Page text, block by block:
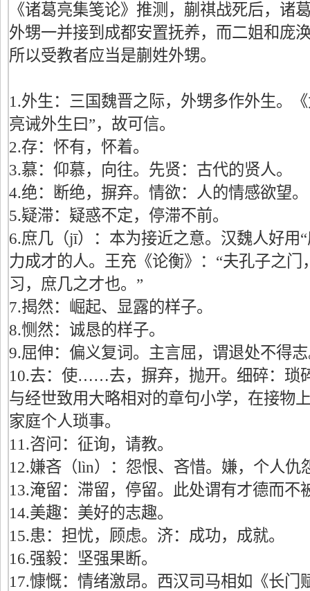
《诸葛亮集笺论》推测，蒯祺战死后，诸
外甥一并接到成都安置抚养，而二姐和庞
所以受教者应当是蒯姓外甥。
1.外生：三国魏晋之际，外甥多作外生。
亮诫外生曰”，故可信。
2.存：怀有，怀着。
3.慕：仰慕，向往。先贤：古代的贤人。
4.绝：断绝，摒弃。情欲：人的情感欲望。
5.疑滞：疑惑不定，停滞不前。
6.庶几（jī）：本为接近之意。汉魏人好用
力成才的人。王充《论衡》：“夫孔子之门
习，庶几之才也。”
7.揭然：崛起、显露的样子。
8.恻然：诚恳的样子。
9.屈伸：偏义复词。主言屈，谓退处不得
10.去：使……去，摒弃，抛开。细碎：琐
与经世致用大略相对的章句小学，在接物
家庭个人琐事。
11.咨问：征询，请教。
12.嫌吝（lìn）：怨恨、吝惜。嫌，个人仇
13.淹留：滞留，停留。此处谓有才德而不
14.美趣：美好的志趣。
15.患：担忧，顾虑。济：成功，成就。
16.强毅：坚强果断。
17.慷慨：情绪激昂。西汉司马相如《长门